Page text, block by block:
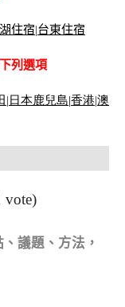
住宿|台東住宿
列選項
| 日本鹿兒島|香港|澳
vote)
議題、方法，